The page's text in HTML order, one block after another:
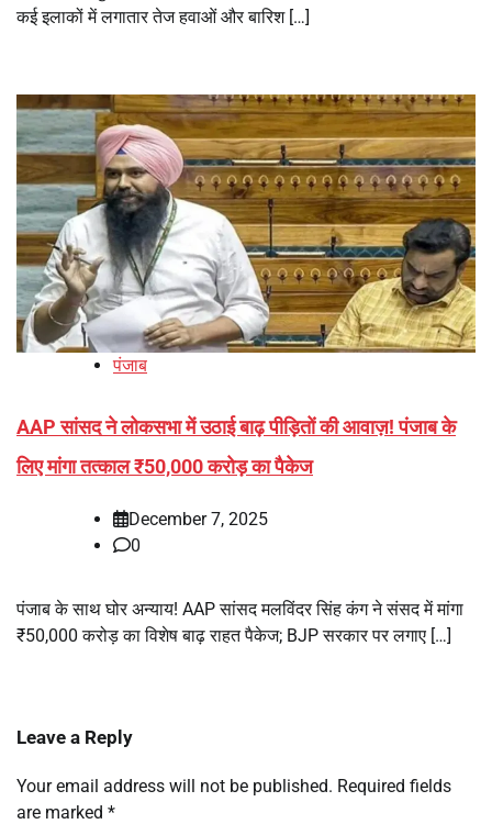
कई इलाकों में लगातार तेज हवाओं और बारिश […]
पंजाब
AAP सांसद ने लोकसभा में उठाई बाढ़ पीड़ितों की आवाज़! पंजाब के
लिए मांगा तत्काल ₹50,000 करोड़ का पैकेज
December 7, 2025
0
पंजाब के साथ घोर अन्याय! AAP सांसद मलविंदर सिंह कंग ने संसद में मांगा
₹50,000 करोड़ का विशेष बाढ़ राहत पैकेज; BJP सरकार पर लगाए […]
Leave a Reply
Your email address will not be published. Required fields
are marked *